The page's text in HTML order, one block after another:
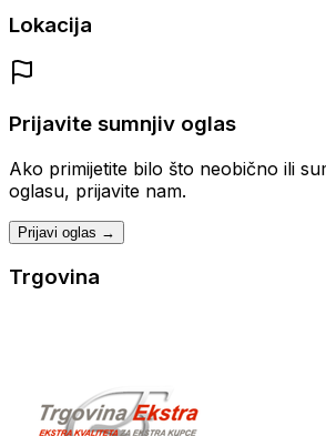
Lokacija
Prijavite sumnjiv oglas
Ako primijetite bilo što neobično ili
oglasu, prijavite nam.
Prijavi oglas →
Trgovina